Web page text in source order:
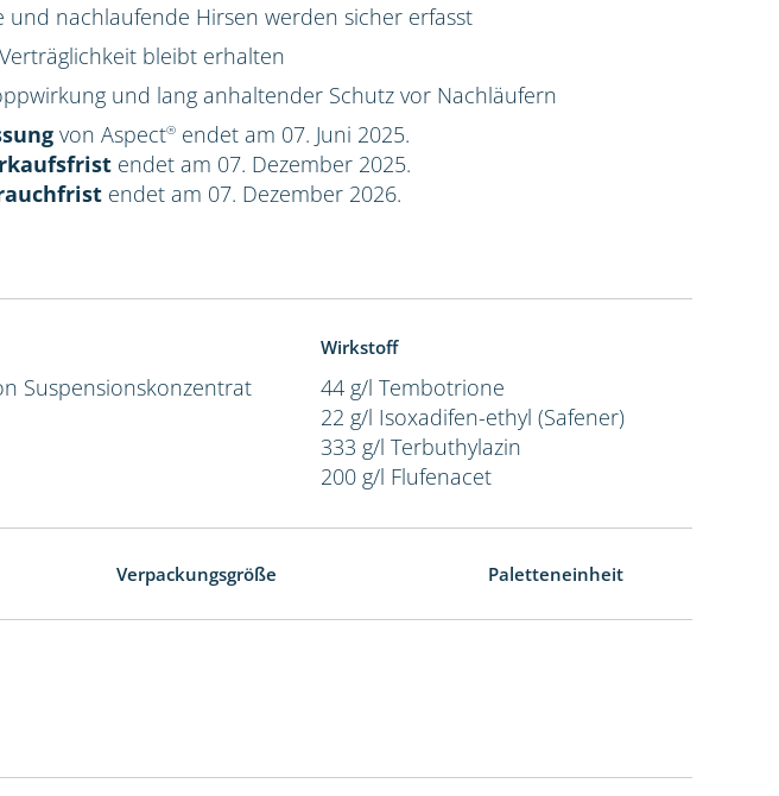
und nachlaufende Hirsen werden sicher erfasst
bleibt erhalten
und lang anhaltender Schutz vor Nachläufern
von Aspect® endet am 07. Juni 2025.
endet am 07. Dezember 2025.
endet am 07. Dezember 2026.
Suspensionskonzentrat
Wirkstoff
44 g/l Tembotrione
22 g/l Isoxadifen-ethyl (Safener)
333 g/l Terbuthylazin
200 g/l Flufenacet
Verpackungsgröße Paletteneinheit